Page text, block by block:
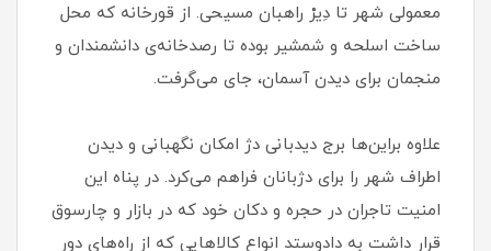
معمولی شهر تا دِیرْ راهبان مسیحی. از قورخانه که محل
ساخت اسلحه و شمشیر بوده تا رصدخانه‌ی دانشمندان و
منجمان برای دیدن آسمان، جای می‌گرفت.
علاوه براین‌ها برج دیدبانی دژ امکان نگهبانی و دیدن
اطراف شهر را برای دژبانان فراهم می‌کرد. در پناه این
امنیت تاجران در حجره و دکان خود که در بازار و چارسوق
قرار داشت به دادوستد انواع کالاهایی که از راه‌های دور